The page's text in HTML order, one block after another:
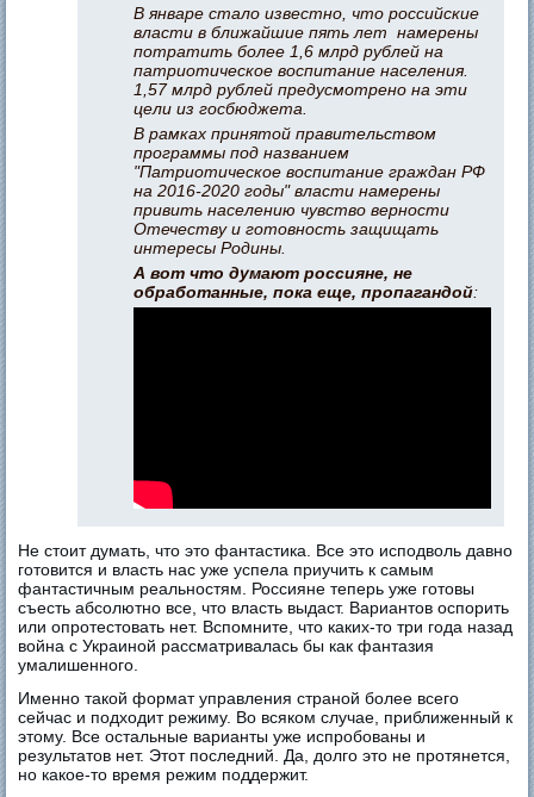
В январе стало известно, что российские
власти в ближайшие пять лет намерены
потратить более 1,6 млрд рублей на
патриотическое воспитание населения.
1,57 млрд рублей предусмотрено на эти
цели из госбюджета.
В рамках принятой правительством
программы под названием
"Патриотическое воспитание граждан РФ
на 2016-2020 годы" власти намерены
привить населению чувство верности
Отечеству и готовность защищать
интересы Родины.
А вот что думают россияне, не
обработанные, пока еще, пропагандой:
Не стоит думать, что это фантастика. Все это исподволь давно
готовится и власть нас уже успела приучить к самым
фантастичным реальностям. Россияне теперь уже готовы
съесть абсолютно все, что власть выдаст. Вариантов оспорить
или опротестовать нет. Вспомните, что каких-то три года назад
война с Украиной рассматривалась бы как фантазия
умалишенного.
Именно такой формат управления страной более всего
сейчас и подходит режиму. Во всяком случае, приближенный к
этому. Все остальные варианты уже испробованы и
результатов нет. Этот последний. Да, долго это не протянется,
но какое-то время режим поддержит.